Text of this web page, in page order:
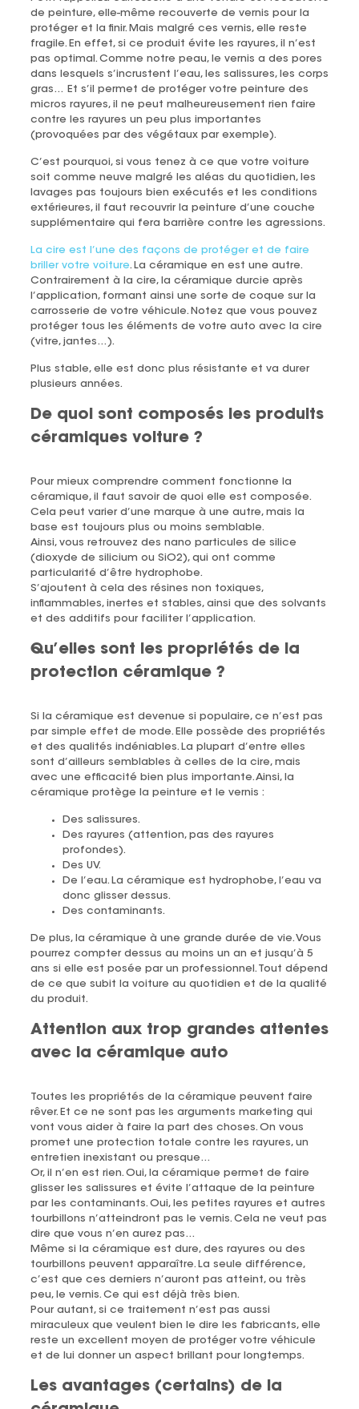
de peinture, elle-même recouverte de vernis pour la
protéger et la finir. Mais malgré ces vernis, elle reste
fragile. En effet, si ce produit évite les rayures, il n’est
pas optimal. Comme notre peau, le vernis a des pores
dans lesquels s’incrustent l’eau, les salissures, les corps
gras… Et s’il permet de protéger votre peinture des
micros rayures, il ne peut malheureusement rien faire
contre les rayures un peu plus importantes
(provoquées par des végétaux par exemple).
C’est pourquoi, si vous tenez à ce que votre voiture
soit comme neuve malgré les aléas du quotidien, les
lavages pas toujours bien exécutés et les conditions
extérieures, il faut recouvrir la peinture d’une couche
supplémentaire qui fera barrière contre les agressions.
La cire est l’une des façons de protéger et de faire
briller votre voiture. La céramique en est une autre.
Contrairement à la cire, la céramique durcie après
l’application, formant ainsi une sorte de coque sur la
carrosserie de votre véhicule. Notez que vous pouvez
protéger tous les éléments de votre auto avec la cire
(vitre, jantes…).
Plus stable, elle est donc plus résistante et va durer
plusieurs années.
De quoi sont composés les produits
céramiques voiture ?
Pour mieux comprendre comment fonctionne la
céramique, il faut savoir de quoi elle est composée.
Cela peut varier d’une marque à une autre, mais la
base est toujours plus ou moins semblable.
Ainsi, vous retrouvez des nano particules de silice
(dioxyde de silicium ou SiO2), qui ont comme
particularité d’être hydrophobe.
S’ajoutent à cela des résines non toxiques,
inflammables, inertes et stables, ainsi que des solvants
et des additifs pour faciliter l’application.
Qu’elles sont les propriétés de la
protection céramique ?
Si la céramique est devenue si populaire, ce n’est pas
par simple effet de mode. Elle possède des propriétés
et des qualités indéniables. La plupart d’entre elles
sont d’ailleurs semblables à celles de la cire, mais
avec une efficacité bien plus importante. Ainsi, la
céramique protège la peinture et le vernis :
Des salissures.
Des rayures (attention, pas des rayures
profondes).
Des UV.
De l’eau. La céramique est hydrophobe, l’eau va
donc glisser dessus.
Des contaminants.
De plus, la céramique à une grande durée de vie. Vous
pourrez compter dessus au moins un an et jusqu’à 5
ans si elle est posée par un professionnel. Tout dépend
de ce que subit la voiture au quotidien et de la qualité
du produit.
Attention aux trop grandes attentes
avec la céramique auto
Toutes les propriétés de la céramique peuvent faire
rêver. Et ce ne sont pas les arguments marketing qui
vont vous aider à faire la part des choses. On vous
promet une protection totale contre les rayures, un
entretien inexistant ou presque…
Or, il n’en est rien. Oui, la céramique permet de faire
glisser les salissures et évite l’attaque de la peinture
par les contaminants. Oui, les petites rayures et autres
tourbillons n’atteindront pas le vernis. Cela ne veut pas
dire que vous n’en aurez pas…
Même si la céramique est dure, des rayures ou des
tourbillons peuvent apparaître. La seule différence,
c’est que ces derniers n’auront pas atteint, ou très
peu, le vernis. Ce qui est déjà très bien.
Pour autant, si ce traitement n’est pas aussi
miraculeux que veulent bien le dire les fabricants, elle
reste un excellent moyen de protéger votre véhicule
et de lui donner un aspect brillant pour longtemps.
Les avantages (certains) de la